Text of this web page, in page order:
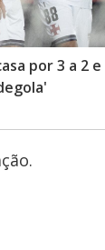
por 3 a 2 e